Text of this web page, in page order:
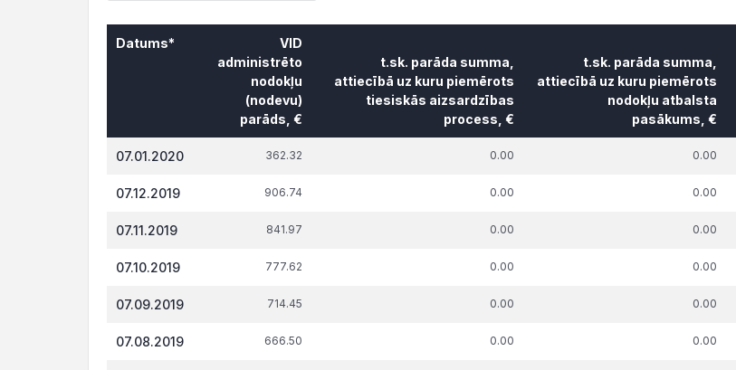
Datums*
VID
administrēto
nodokļu
(nodevu)
parāds, €
t.sk. parāda summa,
attiecībā uz kuru piemērots
tiesiskās aizsardzības
process, €
t.sk. parāda summa,
attiecībā uz kuru piemērots
nodokļu atbalsta
pasākums, €
nodokļu
parāds, €
tiesiskās aizsardzības
nodokļu atbalsta
07.01.2020 362.32 0.00 0.00
07.12.2019 906.74 0.00 0.00
07.11.2019 841.97 0.00 0.00
07.10.2019 777.62 0.00 0.00
07.09.2019 714.45 0.00 0.00
07.08.2019 666.50 0.00 0.00